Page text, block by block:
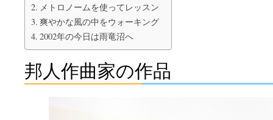
メトロノームを使ってレッスン
爽やかな風の中をウォーキング
2002年の今日は雨竜沼へ
邦人作曲家の作品